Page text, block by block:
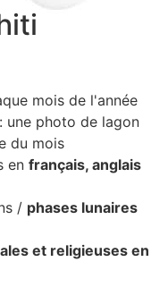
mois de l'année
une photo de lagon
du mois
en français, anglais
/ phases lunaires
et religieuses en